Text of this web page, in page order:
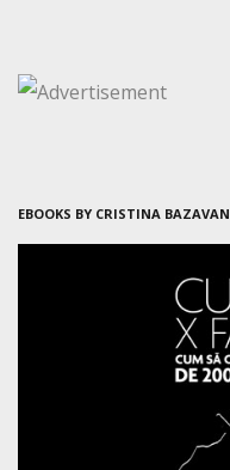
EBOOKS BY CRISTINA BAZAVAN